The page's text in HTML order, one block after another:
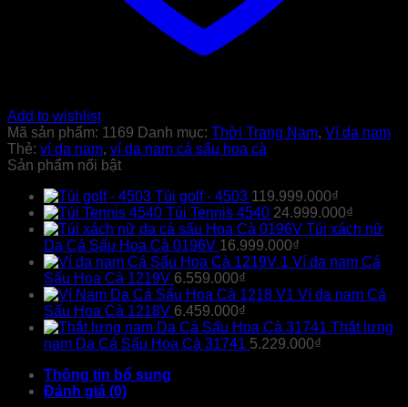
Add to wishlist
Mã sản phẩm: 1169 Danh mục: Thời Trang Nam, Ví da nam
Thẻ: ví da nam, ví da nam cá sấu hoa cà
Sản phẩm nổi bật
Túi golf - 4503 119.999.000₫
Túi Tennis 4540 24.999.000₫
Túi xách nữ
Da Cá Sấu Hoa Cà 0196V 16.999.000₫
Ví da nam Cá
Sấu Hoa Cà 1219V 6.559.000₫
Ví da nam Cá
Sấu Hoa Cà 1218V 6.459.000₫
Thắt lưng
nam Da Cá Sấu Hoa Cà 31741 5.229.000₫
Thông tin bổ sung
Đánh giá (0)